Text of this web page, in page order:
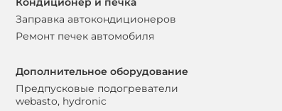
Заправка автокондиционеров
Ремонт печек автомобиля
Дополнительное оборудование
Предпусковые подогреватели
webasto, hydronic